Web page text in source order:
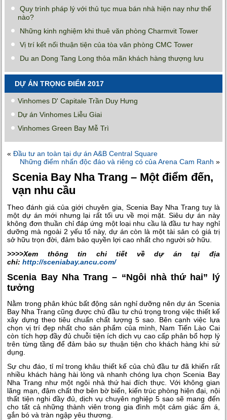
Quy trình pháp lý với thủ tục mua bán nhà hiện nay như thế
nào?
Những kinh nghiệm khi thuê văn phòng Charmvit Tower
Vị trí kết nối thuận tiện của tòa văn phòng CMC Tower
Du an Dong Tang Long thỏa mãn khách hàng thượng lưu
DỰ ÁN TRỌNG ĐIỂM 2017
Vinhomes D' Capitale Trần Duy Hưng
Dự án Vinhomes Liễu Giai
Vinhomes Green Bay Mễ Trì
«Đầu tư an toàn tại dự án A&B Central Square
Những điểm nhấn độc đáo và riêng có của Arena Cam Ranh »
Scenia Bay Nha Trang – Một điểm đến,
vạn nhu cầu
Theo đánh giá của giới chuyên gia, Scenia Bay Nha Trang tuy là
một dự án mới nhưng lại rất tối ưu về mọi mặt. Siêu dự án này
không đơn thuần chỉ đáp ứng một loại nhu cầu là đầu tư hay nghỉ
dưỡng mà ngoài 2 yếu tố này, dự án còn là một tài sản có giá trị
sở hữu trọn đời, đảm bảo quyền lợi cao nhất cho người sở hữu.
>>>>Xem thông tin chi tiết về dự án tại địa
chỉ:http://sceniabay.ancu.com/
Scenia Bay Nha Trang – “Ngôi nhà thứ hai” lý
tưởng
Nằm trong phân khúc bất động sản nghỉ dưỡng nên dự án Scenia
Bay Nha Trang cũng được chủ đầu tư chú trọng trong việc thiết kế
xây dựng theo tiêu chuẩn chất lượng 5 sao. Bên cạnh việc lựa
chọn vị trí đẹp nhất cho sản phẩm của mình, Nam Tiến Lào Cai
còn tích hợp đầy đủ chuỗi tiện ích dịch vụ cao cấp phân bổ hợp lý
trên từng tầng để đảm bảo sự thuận tiện cho khách hàng khi sử
dụng.
Sự chu đáo, tỉ mỉ trong khâu thiết kế của chủ đầu tư đã khiến rất
nhiều khách hàng hài lòng và nhanh chóng lựa chọn Scenia Bay
Nha Trang như một ngôi nhà thứ hai đích thực. Với không gian
lãng mạn, đậm chất thơ bên bờ biển, kiến trúc phòng hiện đại, nội
thất tiện nghi đầy đủ, dịch vụ chuyên nghiệp 5 sao sẽ mang đến
cho tất cả những thành viên trong gia đình một cảm giác ấm á,
gắn bó và tràn ngập yêu thương.